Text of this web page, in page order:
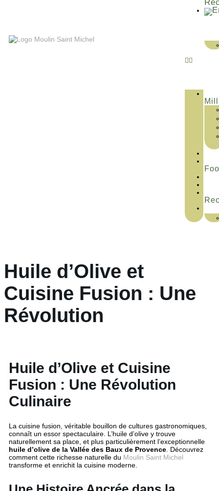
Mill
Huile d’Olive et
Cuisine Fusion : Une
Révolution
Huile d’Olive et Cuisine
Fusion : Une Révolution
Culinaire
La cuisine fusion, véritable bouillon de cultures gastronomiques,
connaît un essor spectaculaire. L’huile d’olive y trouve
naturellement sa place, et plus particulièrement l’exceptionnelle
huile d’olive de la Vallée des Baux de Provence . Découvrez
comment cette richesse naturelle du Moulin Saint Michel
transforme et enrichit la cuisine moderne.